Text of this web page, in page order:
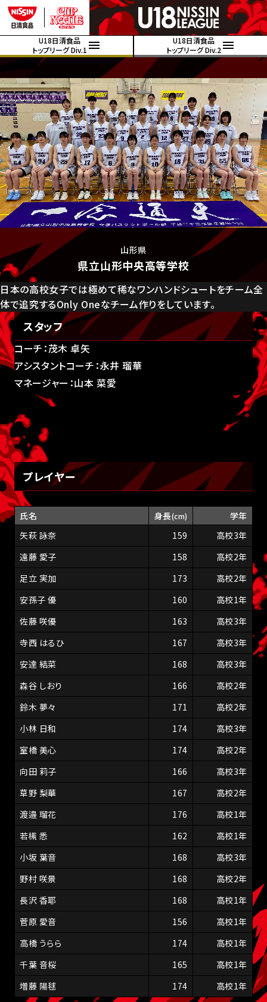
U18日清食品
トップリーグ Div.1
U18日清食品
トップリーグ Div.2
山形県
県立山形中央高等学校
日本の高校女子では極めて稀なワンハンドシュートをチーム全
体で追究するOnly Oneなチーム作りをしています。
スタッフ
コーチ：茂木 卓矢
アシスタントコーチ：永井 瑠華
マネージャー：山本 菜愛
プレイヤー
氏名 身長(cm)
学年
矢萩 詠奈
159
高校3年
遠藤 愛子
158
高校2年
足立 実加
173
高校2年
安孫子 優
160
高校1年
佐藤 咲優
163
高校3年
寺西 はるひ
167
高校3年
安達 結菜
168
高校3年
森谷 しおり
166
高校2年
鈴木 夢々
171
高校2年
小林 日和
174
高校3年
室橋 美心
174
高校2年
向田 莉子
166
高校3年
草野 梨華
167
高校2年
渡邉 瑠花
176
高校1年
若槻 悉
162
高校1年
小坂 葉音
168
高校3年
野村 咲景
168
高校2年
長沢 香耶
168
高校1年
菅原 愛音
156
高校1年
高橋 うらら
174
高校1年
千葉 音桜
165
高校1年
増藤 陽毬
174 高校1年